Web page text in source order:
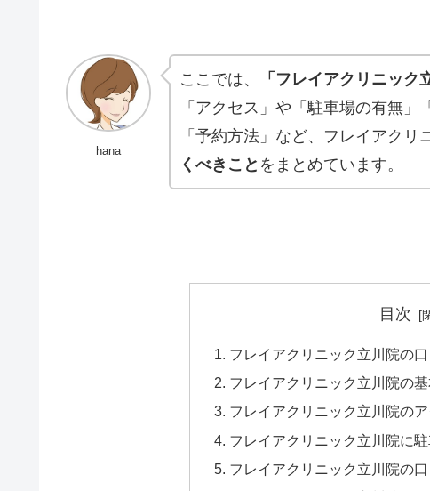
hana
ここでは、 「フレイアクリニック
「アクセス」や「駐車場の有無」
「予約方法」など、フレイアクリ
くべきこと をまとめています。
目次
フレイアクリニック立川院の口
フレイアクリニック立川院の
フレイアクリニック立川院の
フレイアクリニック立川院に
フレイアクリニック立川院の口